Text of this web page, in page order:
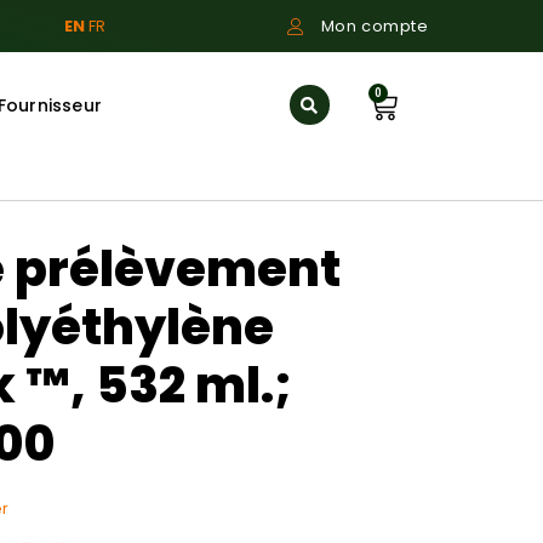
ENFR Mon compte
0
prélèvement
™, 532 ml.;